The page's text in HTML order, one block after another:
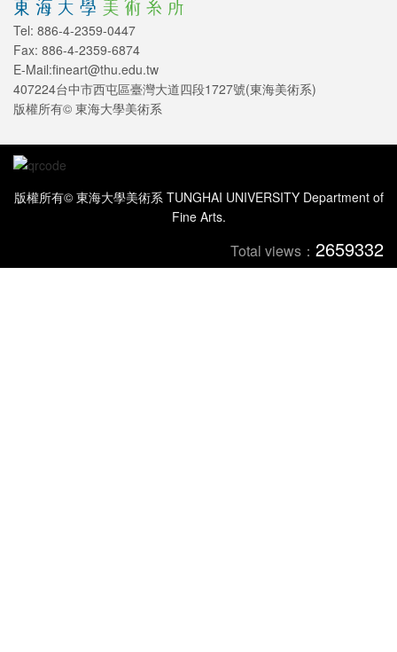
Tel: 886-4-2359-0447
Fax: 886-4-2359-6874
E-Mail:fineart@thu.edu.tw
407224台中市西屯區臺灣大道四段1727號(東海美術系)
版權所有© 東海大學美術系
版權所有© 東海大學美術系 TUNGHAI UNIVERSITY Department of
Fine Arts.
Total views： 2659332